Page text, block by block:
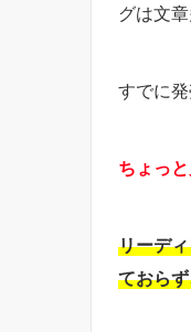
グは文
すでに
ちょっ
リーデ
ておら